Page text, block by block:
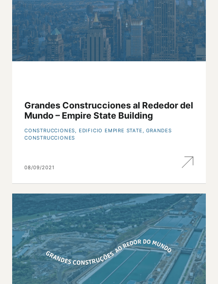
Grandes Construcciones al Rededor del
Mundo – Empire State Building
CONSTRUCCIONES EDIFICIO EMPIRE STATE ,GRANDES
CONSTRUCCIONES
08/09/2021